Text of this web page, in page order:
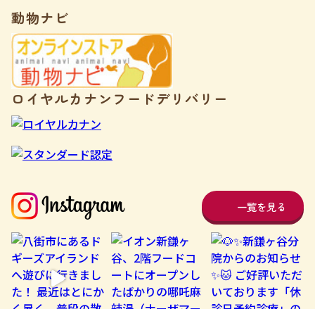
一覧を見る
動物ナビ
ロイヤルカナンフードデリバリー